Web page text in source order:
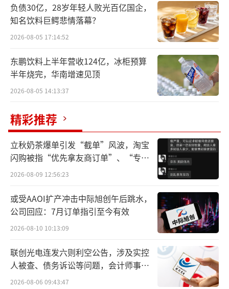
事实上，这并不是王思聪首次进入医美赛
道。2016年12月柠悦品牌发布会召开时，王思
聪就作为联合创始人之一出席活动。
据36氪2017年报道，在开业前期，柠悦诊
些明星资源积累的品牌口碑，以及新媒体营销
等，将进一步带动粉丝以及普通消费群体。
负债30亿，28岁年轻人败光百亿国企，
知名饮料巨鳄悲情落幕？
2026-08-05 17:14:52
东鹏饮料上半年营收124亿，冰柜预算
半年烧完，华南增速见顶
2026-08-05 14:13:37
精彩推荐
立秋奶茶爆单引发“截单”风波，淘宝
闪购被指“优先拿友商订单”、“专挑
贵的拿”
2026-08-09 12:56:23
或受AAOI扩产冲击中际旭创午后跳水，
公司回应：7月订单指引至今有效
2026-08-10 10:13:09
联创光电连发六则利空公告，涉及实控
人被查、债务诉讼等问题，会计师事务
所曾出具“保留意见”
2026-08-06 09:43:47